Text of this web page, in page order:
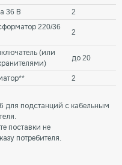
36 В 2
220/36
2
(или
до 20
2
для подстанций с кабельным
поставки не
потребителя.